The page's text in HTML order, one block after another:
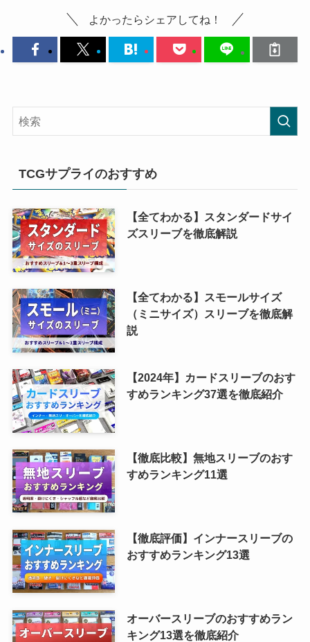
よかったらシェアしてね！
TCGサプライのおすすめ
【全てわかる】スタンダードサイ
ズスリーブを徹底解説
【全てわかる】スモールサイズ
（ミニサイズ）スリーブを徹底解
説
【2024年】カードスリーブのおす
すめランキング37選を徹底紹介
【徹底比較】無地スリーブのおす
すめランキング11選
【徹底評価】インナースリーブの
おすすめランキング13選
オーバースリーブのおすすめラン
キング13選を徹底紹介